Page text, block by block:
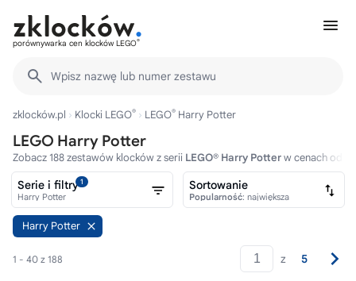
porównywarka cen klocków LEGO®
Wpisz nazwę lub numer zestawu
zklocków.pl Klocki LEGO® LEGO® Harry Potter
LEGO Harry Potter
Zobacz 188 zestawów klocków z serii LEGO® Harry Potterw cenach od
Harry Potter
1 - 40 z 188 z 5
Serie i filtry1
Harry Potter
Sortowanie
Popularność: największa